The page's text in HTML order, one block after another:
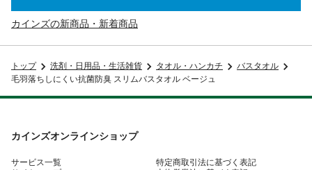
カインズの新商品・新着商品
トップ 洗剤・日用品・生活雑貨 タオル・ハンカチ
バスタオル
毛羽落ちしにくい抗菌防臭 スリムバスタオル ベージュ
カインズオンラインショップ
サービス一覧
特定商取引法に基づく表記